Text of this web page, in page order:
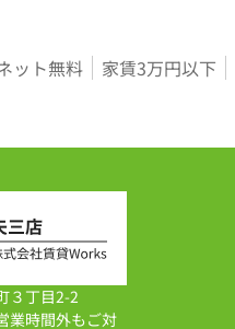
ット無料 家賃3万円以下
３丁目2-2
時間外もご対